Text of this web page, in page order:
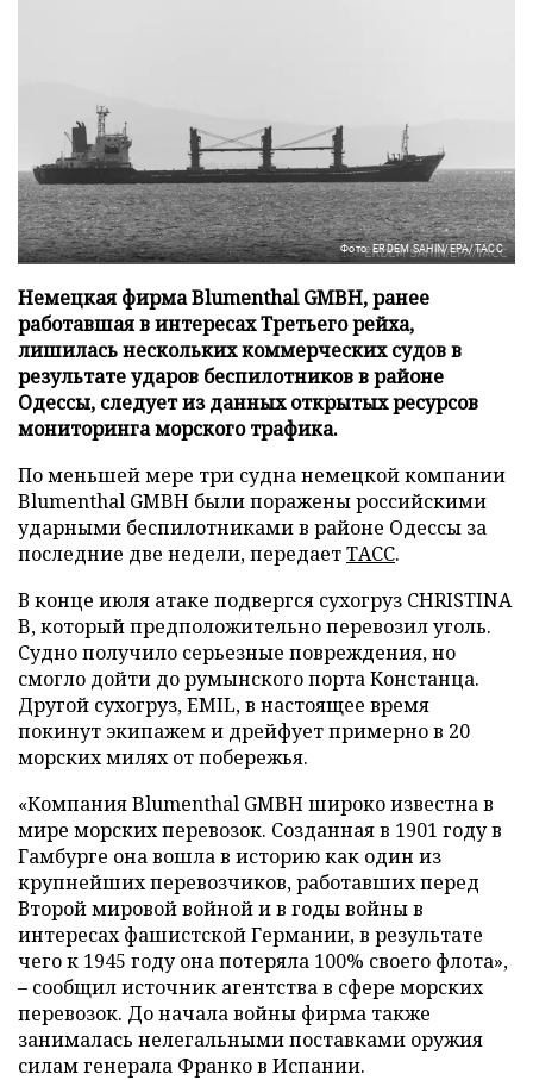
Фото: ERDEM SAHIN/EPA/ТАСС
Немецкая фирма Blumenthal GMBH, ранее
работавшая в интересах Третьего рейха,
лишилась нескольких коммерческих судов в
результате ударов беспилотников в районе
Одессы, следует из данных открытых ресурсов
мониторинга морского трафика.
По меньшей мере три судна немецкой компании
Blumenthal GMBH были поражены российскими
ударными беспилотниками в районе Одессы за
последние две недели, передаетТАСС.
В конце июля атаке подвергся сухогруз CHRISTINA
B, который предположительно перевозил уголь.
Судно получило серьезные повреждения, но
смогло дойти до румынского порта Констанца.
Другой сухогруз, EMIL, в настоящее время
покинут экипажем и дрейфует примерно в 20
морских милях от побережья.
«Компания Blumenthal GMBH широко известна в
мире морских перевозок. Созданная в 1901 году в
Гамбурге она вошла в историю как один из
крупнейших перевозчиков, работавших перед
Второй мировой войной и в годы войны в
интересах фашистской Германии, в результате
чего к 1945 году она потеряла 100% своего флота»,
– сообщил источник агентства в сфере морских
перевозок. До начала войны фирма также
занималась нелегальными поставками оружия
силам генерала Франко в Испании.